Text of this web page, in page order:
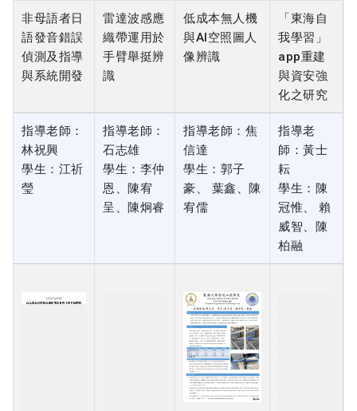
非母語者日
語發音錯誤
偵測及指導
與系統開發
雷達波感應
織帶運用於
手臂舉挺辨
識
低成本無⼈機
與AI空照圖⼈
像辨識
「東海自
我學習」
app重建
與資安強
化之研究
指導老師：
林祝興
學生：江祈
瑩
指導老師：
石志雄
學生：李仲
恩、陳宥
呈、陳炯睿
指導老師：焦
信達
學生：郭子
豪、 葉鑫、陳
宥儒
指導老
師：黃士
耘
學生：陳
冠惟、 賴
威智、陳
柏融